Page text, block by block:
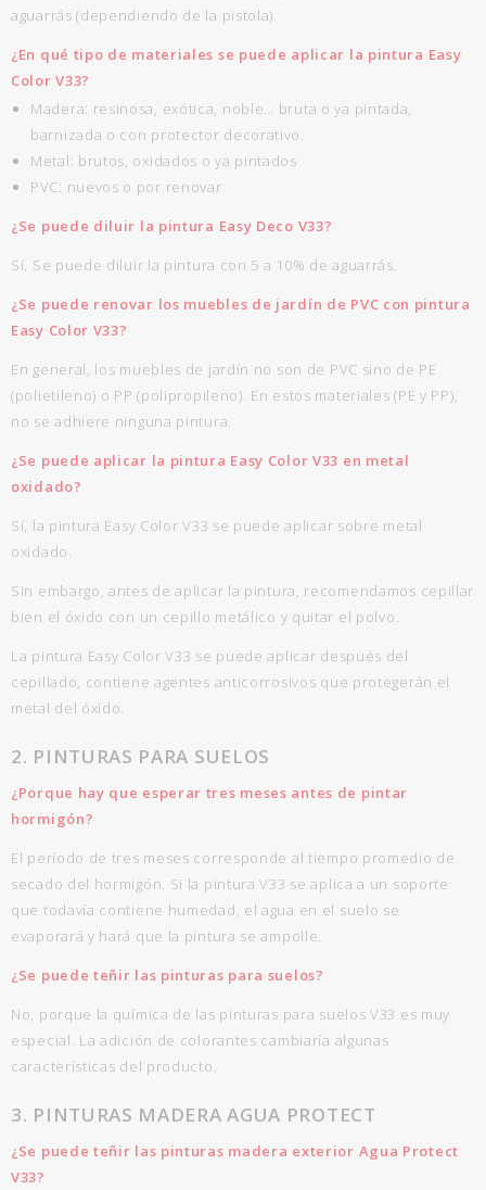
aguarrás (dependiendo de la pistola).
¿En qué tipo de materiales se puede aplicar la pintura Easy
Color V33?
Madera: resinosa, exótica, noble… bruta o ya pintada,
barnizada o con protector decorativo.
Metal: brutos, oxidados o ya pintados
PVC: nuevos o por renovar
¿Se puede diluir la pintura Easy Deco V33?
Sí. Se puede diluir la pintura con 5 a 10% de aguarrás.
¿Se puede renovar los muebles de jardín de PVC con pintura
Easy Color V33?
En general, los muebles de jardín no son de PVC sino de PE
(polietileno) o PP (polipropileno). En estos materiales (PE y PP),
no se adhiere ninguna pintura.
¿Se puede aplicar la pintura Easy Color V33 en metal
oxidado?
Sí, la pintura Easy Color V33 se puede aplicar sobre metal
oxidado.
Sin embargo, antes de aplicar la pintura, recomendamos cepillar
bien el óxido con un cepillo metálico y quitar el polvo.
La pintura Easy Color V33 se puede aplicar después del
cepillado, contiene agentes anticorrosivos que protegerán el
metal del óxido.
2. PINTURAS PARA SUELOS
¿Porque hay que esperar tres meses antes de pintar
hormigón?
El período de tres meses corresponde al tiempo promedio de
secado del hormigón. Si la pintura V33 se aplica a un soporte
que todavía contiene humedad, el agua en el suelo se
evaporará y hará que la pintura se ampolle.
¿Se puede teñir las pinturas para suelos?
No, porque la química de las pinturas para suelos V33 es muy
especial. La adición de colorantes cambiaría algunas
características del producto.
3. PINTURAS MADERA AGUA PROTECT
¿Se puede teñir las pinturas madera exterior Agua Protect
V33?